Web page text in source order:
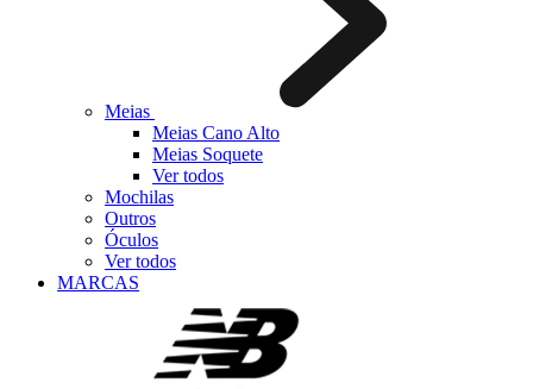
Meias
Meias Cano Alto
Meias Soquete
Ver todos
Mochilas
Outros
Óculos
Ver todos
MARCAS